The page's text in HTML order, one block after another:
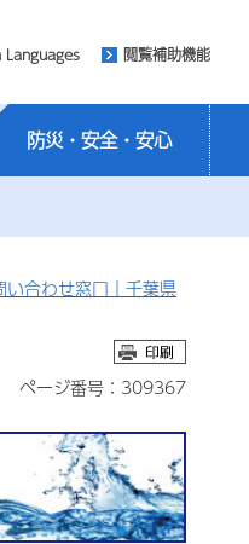
Languages 閲覧補助機能
防災・安全・安心
い合わせ窓口｜千葉県
ページ番号：309367